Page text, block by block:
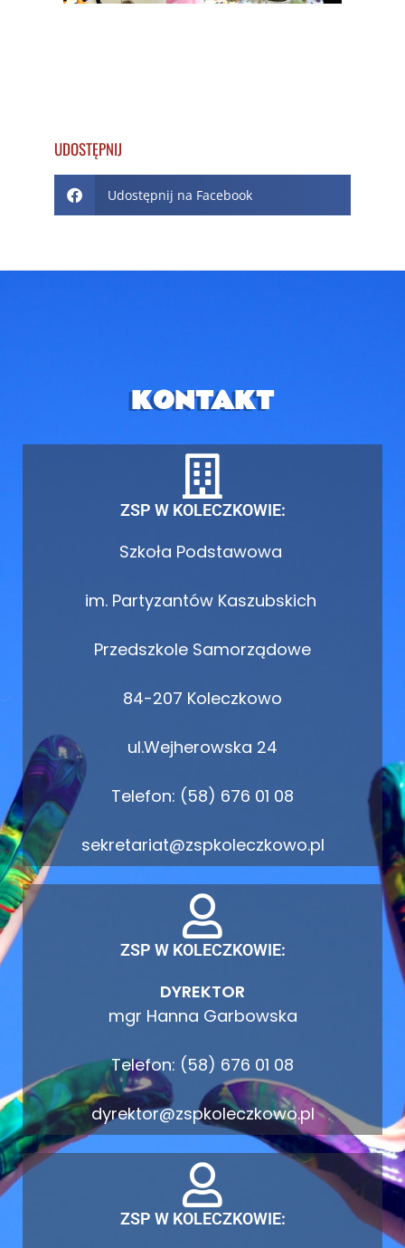
UDOSTĘPNIJ
Udostępnij na Facebook
KONTAKT
ZSP W KOLECZKOWIE:
Szkoła Podstawowa
im. Partyzantów Kaszubskich
Przedszkole Samorządowe
84-207 Koleczkowo
ul.Wejherowska 24
Telefon: (58) 676 01 08
sekretariat@zspkoleczkowo.pl
ZSP W KOLECZKOWIE:
DYREKTOR
mgr Hanna Garbowska
Telefon: (58) 676 01 08
dyrektor@zspkoleczkowo.pl
ZSP W KOLECZKOWIE: